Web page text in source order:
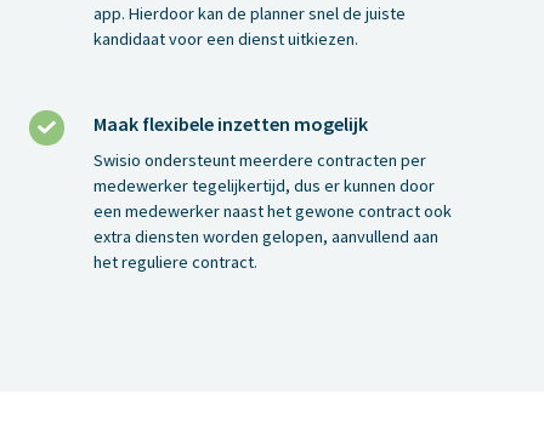
app. Hierdoor kan de planner snel de juiste
kandidaat voor een dienst uitkiezen.
Maak flexibele inzetten mogelijk
Swisio ondersteunt meerdere contracten per
medewerker tegelijkertijd, dus er kunnen door
een medewerker naast het gewone contract ook
extra diensten worden gelopen, aanvullend aan
het reguliere contract.
Maak
flexibele
inzetten
mogelijk